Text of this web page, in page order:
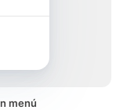
menú